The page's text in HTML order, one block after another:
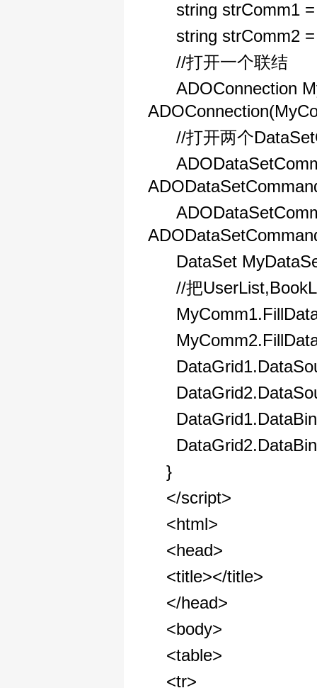
string strComm1
string strComm2
//打开一个联结
ADOConnection
//打开两个
DataSet
//把
}
</script>
<html>
<head>
<title></title>
</head>
<body>
<table>
<tr>